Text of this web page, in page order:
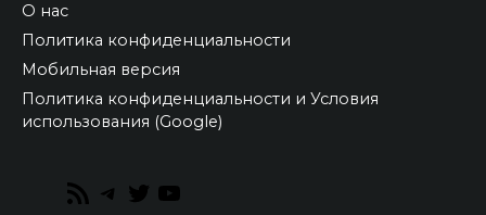
О нас
Политика конфиденциальности
Мобильная версия
Политика конфиденциальности и Условия
использования (Google)
RSS
Telegram
Twitter